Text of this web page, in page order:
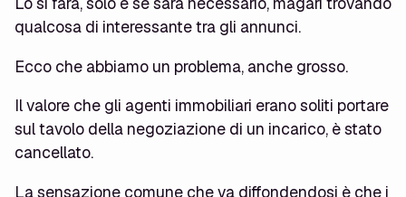
qualcosa di interessante tra gli annunci.
Ecco che abbiamo un problema, anche grosso.
Il valore che gli agenti immobiliari erano soliti portare
sul tavolo della negoziazione di un incarico, è stato
cancellato.
La sensazione comune che va diffondendosi è che i